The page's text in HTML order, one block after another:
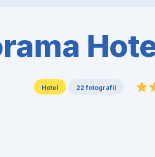
Hotel 22 fotografií